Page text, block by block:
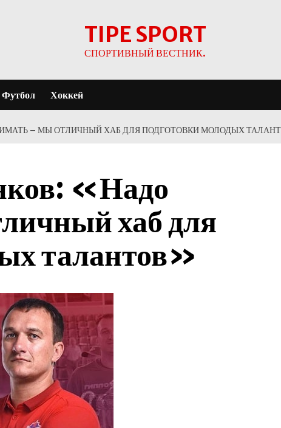
TIPE SPORT
СПОРТИВНЫЙ ВЕСТНИК.
Футбол Хоккей
– МЫ ОТЛИЧНЫЙ ХАБ ДЛЯ ПОДГОТОВКИ МОЛОДЫХ
«Надо
хаб для
талантов»